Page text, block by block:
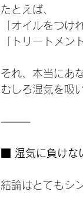
たとえば、
「オイルをつけ
「トリートメン
それ、本当にあ
むしろ湿気を吸
⸻
■ 湿気に負けな
結論はとてもシ